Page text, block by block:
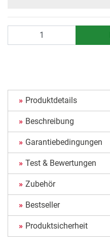
Produktdetails
Beschreibung
Garantiebedingungen
Test & Bewertungen
Zubehör
Bestseller
Produktsicherheit